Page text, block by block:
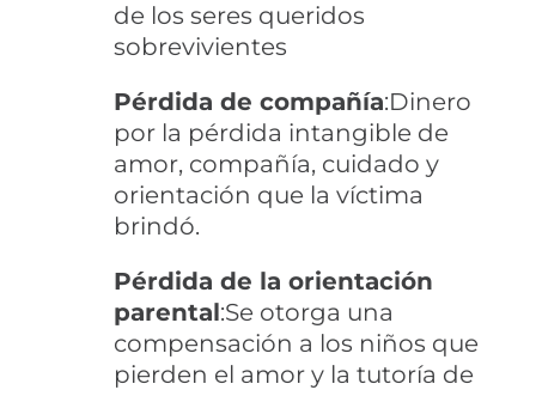
de los seres queridos
sobrevivientes
Pérdida de compañía:Dinero
por la pérdida intangible de
amor, compañía, cuidado y
orientación que la víctima
brindó.
Pérdida de la orientación
parental:Se otorga una
compensación a los niños que
pierden el amor y la tutoría de